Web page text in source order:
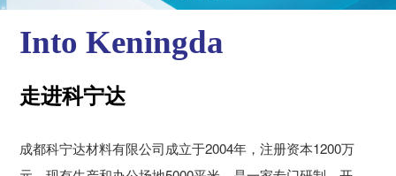
Into Keningda
走进科宁达
成都科宁达材料有限公司成立于2004年，注册资本1200万